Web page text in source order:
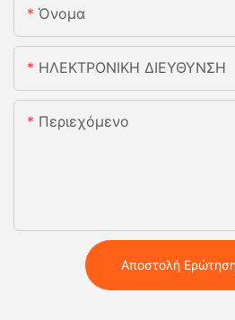
Όνομα
ΗΛΕΚΤΡΟΝΙΚΗ ΔΙΕΥΘΥΝΣΗ
Περιεχόμενο
Αποστολή